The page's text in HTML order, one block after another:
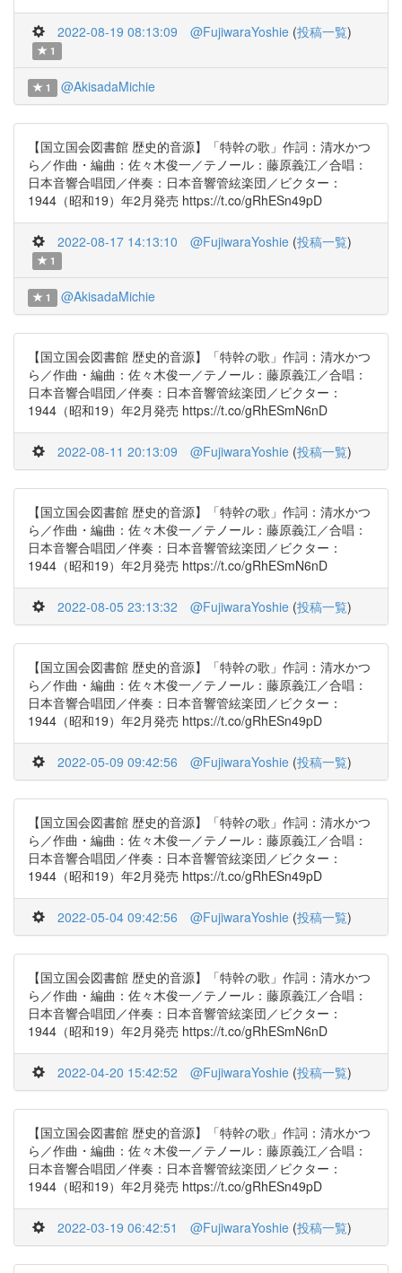
2022-08-19 08:13:09 @FujiwaraYoshie (投稿一覧)
1
1 @AkisadaMichie
【国立国会図書館 歴史的音源】「特幹の歌」作詞：清水かつ
ら／作曲・編曲：佐々木俊一／テノール：藤原義江／合唱：
日本音響合唱団／伴奏：日本音響管絃楽団／ビクター：
1944（昭和19）年2月発売 https://t.co/gRhESn49pD
2022-08-17 14:13:10 @FujiwaraYoshie (投稿一覧)
1
1 @AkisadaMichie
【国立国会図書館 歴史的音源】「特幹の歌」作詞：清水かつ
ら／作曲・編曲：佐々木俊一／テノール：藤原義江／合唱：
日本音響合唱団／伴奏：日本音響管絃楽団／ビクター：
1944（昭和19）年2月発売 https://t.co/gRhESmN6nD
2022-08-11 20:13:09 @FujiwaraYoshie (投稿一覧)
【国立国会図書館 歴史的音源】「特幹の歌」作詞：清水かつ
ら／作曲・編曲：佐々木俊一／テノール：藤原義江／合唱：
日本音響合唱団／伴奏：日本音響管絃楽団／ビクター：
1944（昭和19）年2月発売 https://t.co/gRhESmN6nD
2022-08-05 23:13:32 @FujiwaraYoshie (投稿一覧)
【国立国会図書館 歴史的音源】「特幹の歌」作詞：清水かつ
ら／作曲・編曲：佐々木俊一／テノール：藤原義江／合唱：
日本音響合唱団／伴奏：日本音響管絃楽団／ビクター：
1944（昭和19）年2月発売 https://t.co/gRhESn49pD
2022-05-09 09:42:56 @FujiwaraYoshie (投稿一覧)
【国立国会図書館 歴史的音源】「特幹の歌」作詞：清水かつ
ら／作曲・編曲：佐々木俊一／テノール：藤原義江／合唱：
日本音響合唱団／伴奏：日本音響管絃楽団／ビクター：
1944（昭和19）年2月発売 https://t.co/gRhESn49pD
2022-05-04 09:42:56 @FujiwaraYoshie (投稿一覧)
【国立国会図書館 歴史的音源】「特幹の歌」作詞：清水かつ
ら／作曲・編曲：佐々木俊一／テノール：藤原義江／合唱：
日本音響合唱団／伴奏：日本音響管絃楽団／ビクター：
1944（昭和19）年2月発売 https://t.co/gRhESmN6nD
2022-04-20 15:42:52 @FujiwaraYoshie (投稿一覧)
【国立国会図書館 歴史的音源】「特幹の歌」作詞：清水かつ
ら／作曲・編曲：佐々木俊一／テノール：藤原義江／合唱：
日本音響合唱団／伴奏：日本音響管絃楽団／ビクター：
1944（昭和19）年2月発売 https://t.co/gRhESn49pD
2022-03-19 06:42:51 @FujiwaraYoshie (投稿一覧)